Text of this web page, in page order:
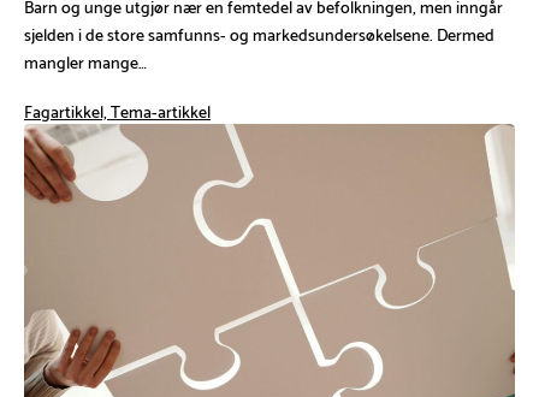
Barn og unge utgjør nær en femtedel av befolkningen, men inngår
sjelden i de store samfunns- og markedsundersøkelsene. Dermed
mangler mange…
Fagartikkel, Tema-artikkel